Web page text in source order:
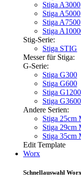
Stiga A3000
Stiga A5000
Stiga A7500
Stiga
Stig-Serie:
Stiga STIG
Messer für Stiga:
G-Serie:
Stiga G300
Stiga G600
Stiga G1200
Stiga G3600
Andere Serien:
Stiga 25cm
Stiga 29cm
Stiga 35cm
Edit Template
Worx
Schnellauswahl